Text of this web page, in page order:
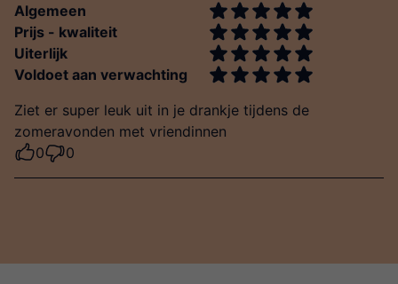
Algemeen
Prijs - kwaliteit
Uiterlijk
Voldoet aan verwachting
Ziet er super leuk uit in je drankje tijdens de
zomeravonden met vriendinnen
0
0